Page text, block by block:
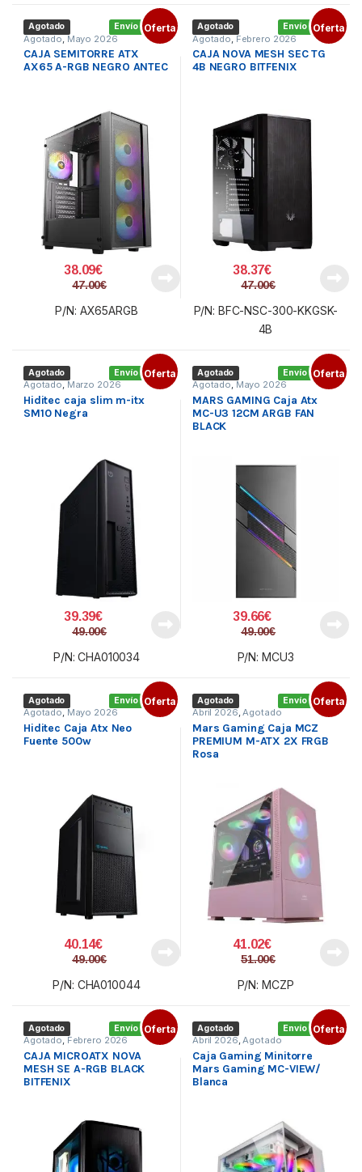
Envío gratis
Agotado Oferta
Agotado,Mayo 2026
CAJA SEMITORRE ATX
AX65 A-RGB NEGRO ANTEC
38.09€
47.00€
P/N: AX65ARGB
Envío gratis
Agotado Oferta
Agotado,Febrero 2026
CAJA NOVA MESH SEC TG
4B NEGRO BITFENIX
38.37€
47.00€
P/N: BFC-NSC-300-KKGSK-
4B
Envío gratis
Agotado Oferta
Agotado, Marzo 2026
Hiditec caja slim m-itx
SM10 Negra
39.39€
49.00€
P/N: CHA010034
Envío gratis
Agotado Oferta
Agotado, Mayo 2026
MARS GAMING Caja Atx
MC-U3 12CM ARGB FAN
BLACK
39.66€
49.00€
P/N: MCU3
Envío gratis
Agotado Oferta
Agotado, Mayo 2026
Hiditec Caja Atx Neo
Fuente 500w
40.14€
49.00€
P/N: CHA010044
Envío gratis
Agotado Oferta
Abril 2026,Agotado
Mars Gaming Caja MCZ
PREMIUM M-ATX 2X FRGB
Rosa
41.02€
51.00€
P/N: MCZP
Envío gratis
Agotado Oferta
Agotado,Febrero 2026
CAJA MICROATX NOVA
MESH SE A-RGB BLACK
BITFENIX
Envío gratis
Agotado Oferta
Abril 2026,Agotado
Caja Gaming Minitorre
Mars Gaming MC-VIEW/
Blanca